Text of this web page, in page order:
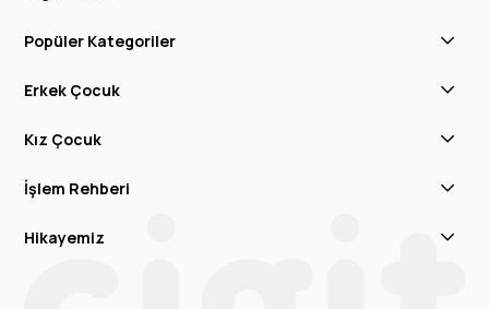
Popüler Kategoriler
Erkek Çocuk
Kız Çocuk
İşlem Rehberi
Hikayemiz